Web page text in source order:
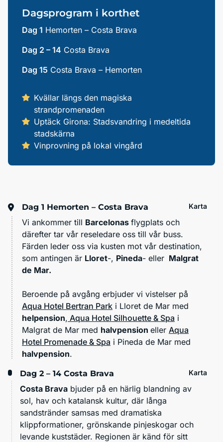
Dagsprogram i korthet
Dag 1 Hemorten – Costa Brava
Dag 2 – 14 Costa Brava
Dag 15 Costa Brava – Hemorten
Kvällar längs den magiska
strandpromenaden
Uptäck Girona: Stadsvandring i medeltida
stadskärna
Vinprovning på lokal vingård
Dag 1 Hemorten – Costa Brava Karta
Vi ankommer till Barcelonas flygplats och
därefter tar vår reseledare oss till vår buss.
Färden leder oss via kusten mot vår destination,
som antingen är Lloret-, Pineda- eller Malgrat
de Mar.
Beroende på avgång erbjuder vi vistelser på
Aqua Hotel Bertran Park i Lloret de Mar med
helpension, Aqua Hotel Silhouette & Spa i
Malgrat de Mar med halvpension eller Aqua
Hotel Promenade & Spa i Pineda de Mar med
halvpension.
Dag 2 – 14 Costa Brava Karta
Costa Brava bjuder på en härlig blandning av
sol, hav och katalansk kultur, där långa
sandstränder samsas med dramatiska
klippformationer, grönskande pinjeskogar och
levande kuststäder. Regionen är känd för sitt